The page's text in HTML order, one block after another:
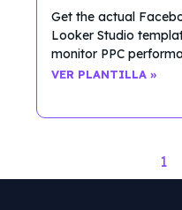
Get the actual
Looker Studio
monitor PPC
VER PLANTILLA »
1